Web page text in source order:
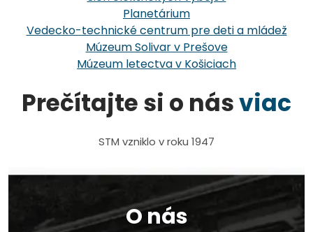
Planetárium
Vedecko-technické centrum pre deti a mládež
Múzeum Solivar v Prešove
Múzeum letectva v Košiciach
Prečítajte si o násviac
STM vzniklo v roku 1947
O nás